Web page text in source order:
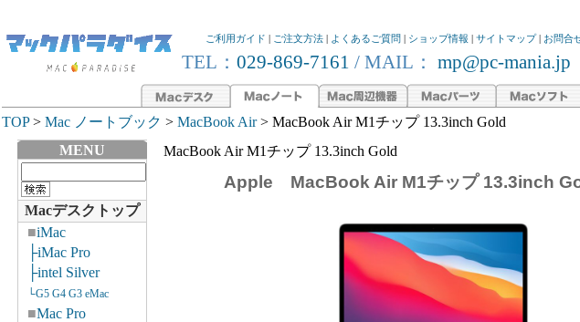
ご利用ガイド | ご注文方法| よくあるご質問 | ショップ情報 | サイトマップ| お問合
TEL： 029-869-7161 / MAIL： mp@pc-mania.jp
TOP> Mac ノートブック > MacBook Air> MacBook Air M1チップ 13.3inch Gold
MENU
Macデスクトップ
■iMac
├iMac Pro
├intel Silver
└G5 G4 G3 eMac
■Mac Pro
MacBook Air M1チップ 13.3inch Gold
Apple MacBook Air M1チップ 13.3inch